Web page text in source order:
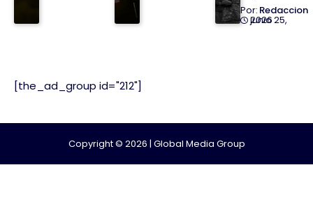
Redaccion
junio 25, 2026
[the_ad_group id="212"]